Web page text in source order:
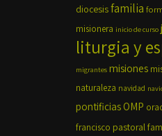
diocesisfamilia
misionera inicio de curso
liturgia y
migrantes misiones
naturaleza navidad
pontificias OMP
francisco pastoral